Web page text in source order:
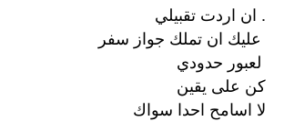
. ان اردت تقبيلي
عليك ان تملك جواز سفر
لعبور حدودي
كن على يقين
ﻻ اسامح احدا سواك